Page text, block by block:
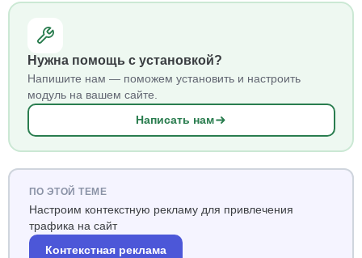
Нужна помощь с установкой?
Напишите нам — поможем установить и настроить
модуль на вашем сайте.
Написать нам
ПО ЭТОЙ ТЕМЕ
Настроим контекстную рекламу для привлечения
трафика на сайт
Контекстная реклама